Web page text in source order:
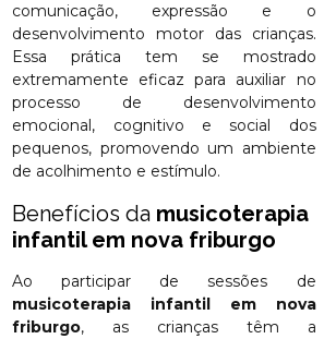
comunicação, expressão e o
desenvolvimento motor das crianças.
Essa prática tem se mostrado
extremamente eficaz para auxiliar no
processo de desenvolvimento
emocional, cognitivo e social dos
pequenos, promovendo um ambiente
de acolhimento e estímulo.
Benefícios da musicoterapia
infantil em nova friburgo
Ao participar de sessões de
musicoterapia infantil em nova
friburgo, as crianças têm a